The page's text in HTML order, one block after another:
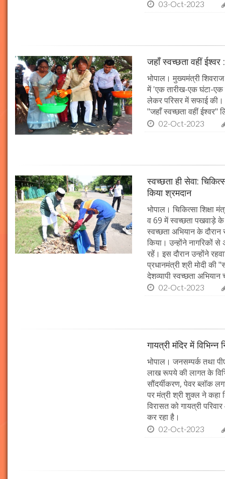
03-Oct-2023
जहाँ स्वच्छता वहीं ईश्वर
भोपाल। मुख्यमंत्री
में 'एक तारीख-एक घंटा-एक
लेकर परिसर में सफाई की।
"जहाँ स्वच्छता वहीं ईश्वर"
02-Oct-2023
स्वच्छता ही सेवा:
किया श्रमदान
भोपाल। चिकित्सा शिक्षा
व 69 में स्वच्छता पखवाड़े के
स्वच्छता अभियान के
किया। उन्होंने नागरिकों
रहें। इस दौरान उन्होंने
प्रधानमंत्री श्री मोदी
देशव्यापी स्वच्छता अभियान
02-Oct-2023
गायत्री मंदिर में विभिन्न
भोपाल। जनसम्पर्क तथा
लाख रूपये की लागत के
सौंदर्यीकरण, पेवर ब्लॉक
पर मंत्री श्री शुक्ल ने कहा
विरासत को गायत्री
कर रहा है।
02-Oct-2023